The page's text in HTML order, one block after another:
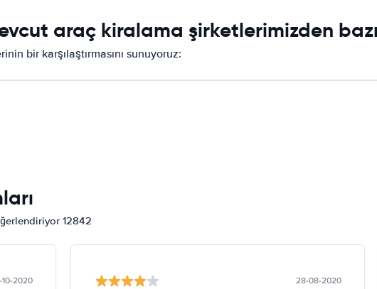
araç kiralama şirketlerimizden
bir karşılaştırmasını sunuyoruz:
12842
10-2020 28-08-2020